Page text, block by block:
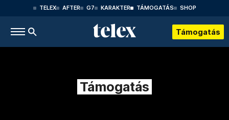
TELEX AFTER G7 KARAKTER TÁMOGATÁS SHOP
Támogatás
Támogatás